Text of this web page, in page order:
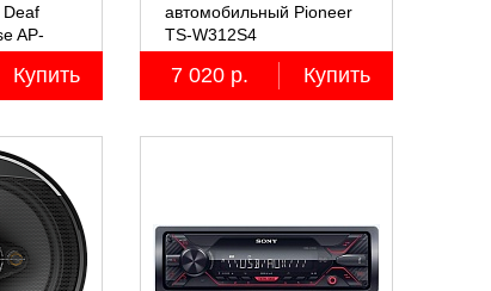
AP-
Купить
автомобильный Pioneer
TS-W312S4
7 020 р. Купить